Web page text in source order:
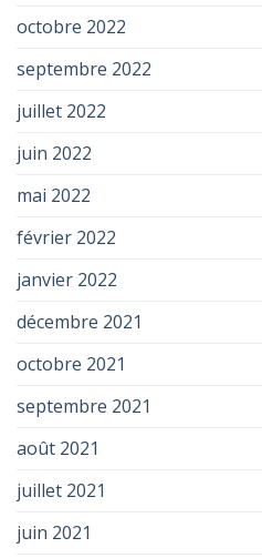
octobre 2022
septembre 2022
juillet 2022
juin 2022
mai 2022
février 2022
janvier 2022
décembre 2021
octobre 2021
septembre 2021
août 2021
juillet 2021
juin 2021